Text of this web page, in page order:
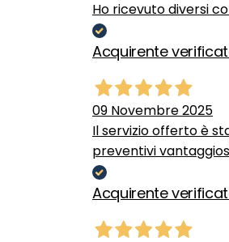
Ho ricevuto diversi
Acquirente
09 Novembre 2025
Il servizio offerto è
preventivi
Acquirente